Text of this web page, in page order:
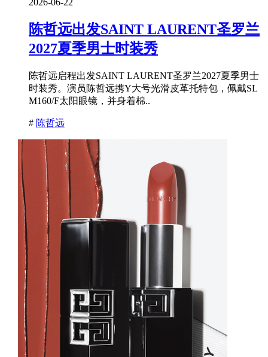
2026-06-22
陈哲远出发SAINT LAURENT圣罗兰
2027夏季男士时装秀
陈哲远启程出发SAINT LAURENT圣罗兰2027夏季男士
时装秀。演员陈哲远携Y大号光滑皮革托特包，佩戴SL
M160/F太阳眼镜，并身着棉..
# 陈哲远